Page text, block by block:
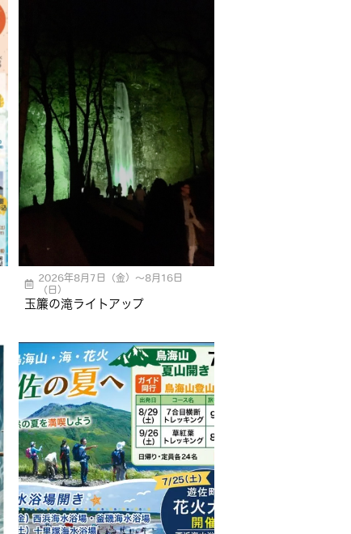
2026年8月7日（金）〜8月16日
（日）
玉簾の滝ライトアップ